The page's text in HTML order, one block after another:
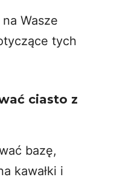
Wasze
tych
ciasto z
bazę,
kawałki i